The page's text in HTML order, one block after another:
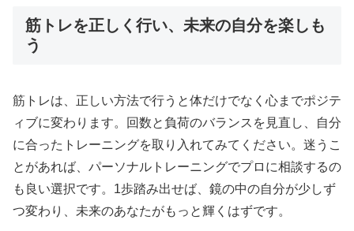
筋トレを正しく行い、未来の自分を楽しも
う
筋トレは、正しい方法で行うと体だけでなく心までポジテ
ィブに変わります。回数と負荷のバランスを見直し、自分
に合ったトレーニングを取り入れてみてください。迷うこ
とがあれば、パーソナルトレーニングでプロに相談するの
も良い選択です。1歩踏み出せば、鏡の中の自分が少しず
つ変わり、未来のあなたがもっと輝くはずです。